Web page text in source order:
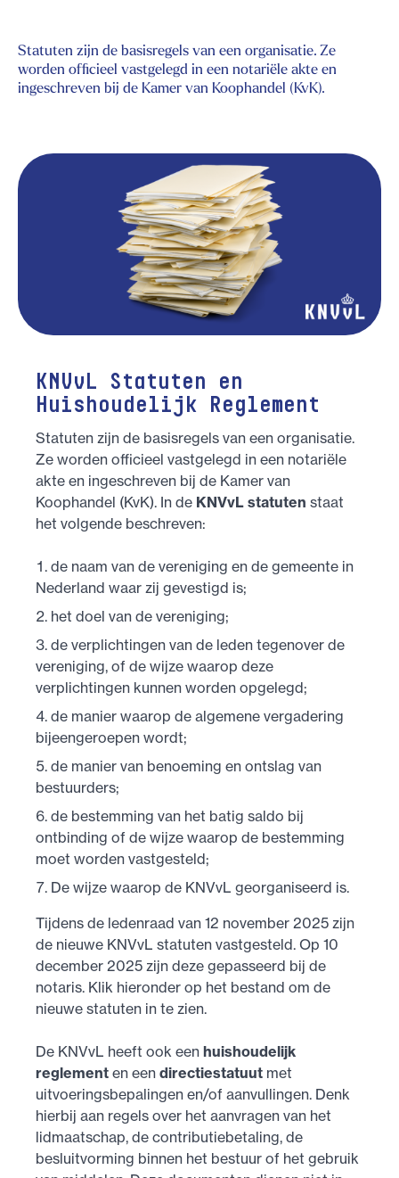
Statuten zijn de basisregels van een organisatie. Ze
worden officieel vastgelegd in een notariële akte en
ingeschreven bij de Kamer van Koophandel (KvK).
KNVvL Statuten en
Huishoudelijk Reglement
Statuten zijn de basisregels van een organisatie.
Ze worden officieel vastgelegd in een notariële
akte en ingeschreven bij de Kamer van
Koophandel (KvK). In de KNVvL statuten staat
het volgende beschreven:
de naam van de vereniging en de gemeente in
Nederland waar zij gevestigd is;
het doel van de vereniging;
de verplichtingen van de leden tegenover de
vereniging, of de wijze waarop deze
verplichtingen kunnen worden opgelegd;
de manier waarop de algemene vergadering
bijeengeroepen wordt;
de manier van benoeming en ontslag van
bestuurders;
de bestemming van het batig saldo bij
ontbinding of de wijze waarop de bestemming
moet worden vastgesteld;
De wijze waarop de KNVvL georganiseerd is.
Tijdens de ledenraad van 12 november 2025 zijn
de nieuwe KNVvL statuten vastgesteld. Op 10
december 2025 zijn deze gepasseerd bij de
notaris. Klik hieronder op het bestand om de
nieuwe statuten in te zien.
De KNVvL heeft ook een huishoudelijk
reglement en een directiestatuut met
uitvoeringsbepalingen en/of aanvullingen. Denk
hierbij aan regels over het aanvragen van het
lidmaatschap, de contributiebetaling, de
besluitvorming binnen het bestuur of het gebruik